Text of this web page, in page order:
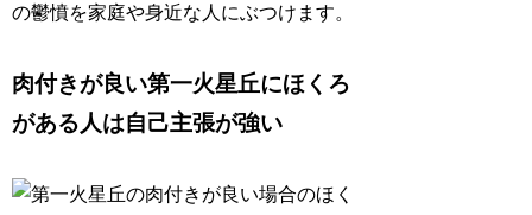
の鬱憤を家庭や身近な人にぶつけます。
肉付きが良い第一火星丘にほくろ
がある人は自己主張が強い